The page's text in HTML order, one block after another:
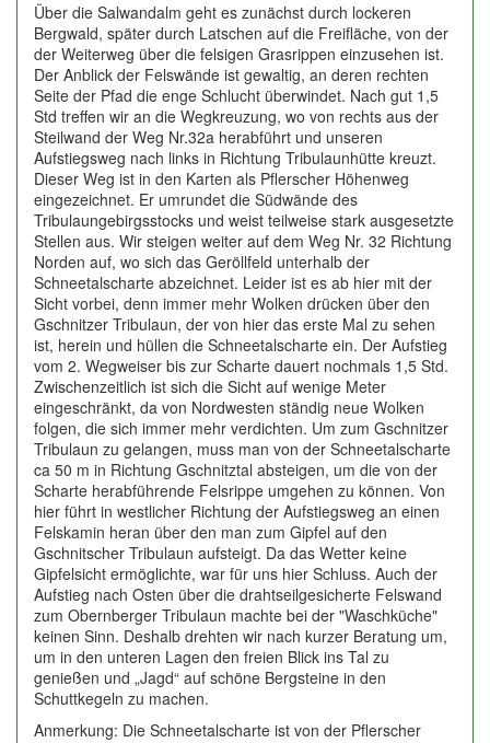
Über die Salwandalm geht es zunächst durch lockeren
Bergwald, später durch Latschen auf die Freifläche, von der
der Weiterweg über die felsigen Grasrippen einzusehen ist.
Der Anblick der Felswände ist gewaltig, an deren rechten
Seite der Pfad die enge Schlucht überwindet. Nach gut 1,5
Std treffen wir an die Wegkreuzung, wo von rechts aus der
Steilwand der Weg Nr.32a herabführt und unseren
Aufstiegsweg nach links in Richtung Tribulaunhütte kreuzt.
Dieser Weg ist in den Karten als Pflerscher Höhenweg
eingezeichnet. Er umrundet die Südwände des
Tribulaungebirgsstocks und weist teilweise stark ausgesetzte
Stellen aus. Wir steigen weiter auf dem Weg Nr. 32 Richtung
Norden auf, wo sich das Geröllfeld unterhalb der
Schneetalscharte abzeichnet. Leider ist es ab hier mit der
Sicht vorbei, denn immer mehr Wolken drücken über den
Gschnitzer Tribulaun, der von hier das erste Mal zu sehen
ist, herein und hüllen die Schneetalscharte ein. Der Aufstieg
vom 2. Wegweiser bis zur Scharte dauert nochmals 1,5 Std.
Zwischenzeitlich ist sich die Sicht auf wenige Meter
eingeschränkt, da von Nordwesten ständig neue Wolken
folgen, die sich immer mehr verdichten. Um zum Gschnitzer
Tribulaun zu gelangen, muss man von der Schneetalscharte
ca 50 m in Richtung Gschnitztal absteigen, um die von der
Scharte herabführende Felsrippe umgehen zu können. Von
hier führt in westlicher Richtung der Aufstiegsweg an einen
Felskamin heran über den man zum Gipfel auf den
Gschnitscher Tribulaun aufsteigt. Da das Wetter keine
Gipfelsicht ermöglichte, war für uns hier Schluss. Auch der
Aufstieg nach Osten über die drahtseilgesicherte Felswand
zum Obernberger Tribulaun machte bei der "Waschküche"
keinen Sinn. Deshalb drehten wir nach kurzer Beratung um,
um in den unteren Lagen den freien Blick ins Tal zu
genießen und „Jagd“ auf schöne Bergsteine in den
Schuttkegeln zu machen.
Anmerkung: Die Schneetalscharte ist von der Pflerscher